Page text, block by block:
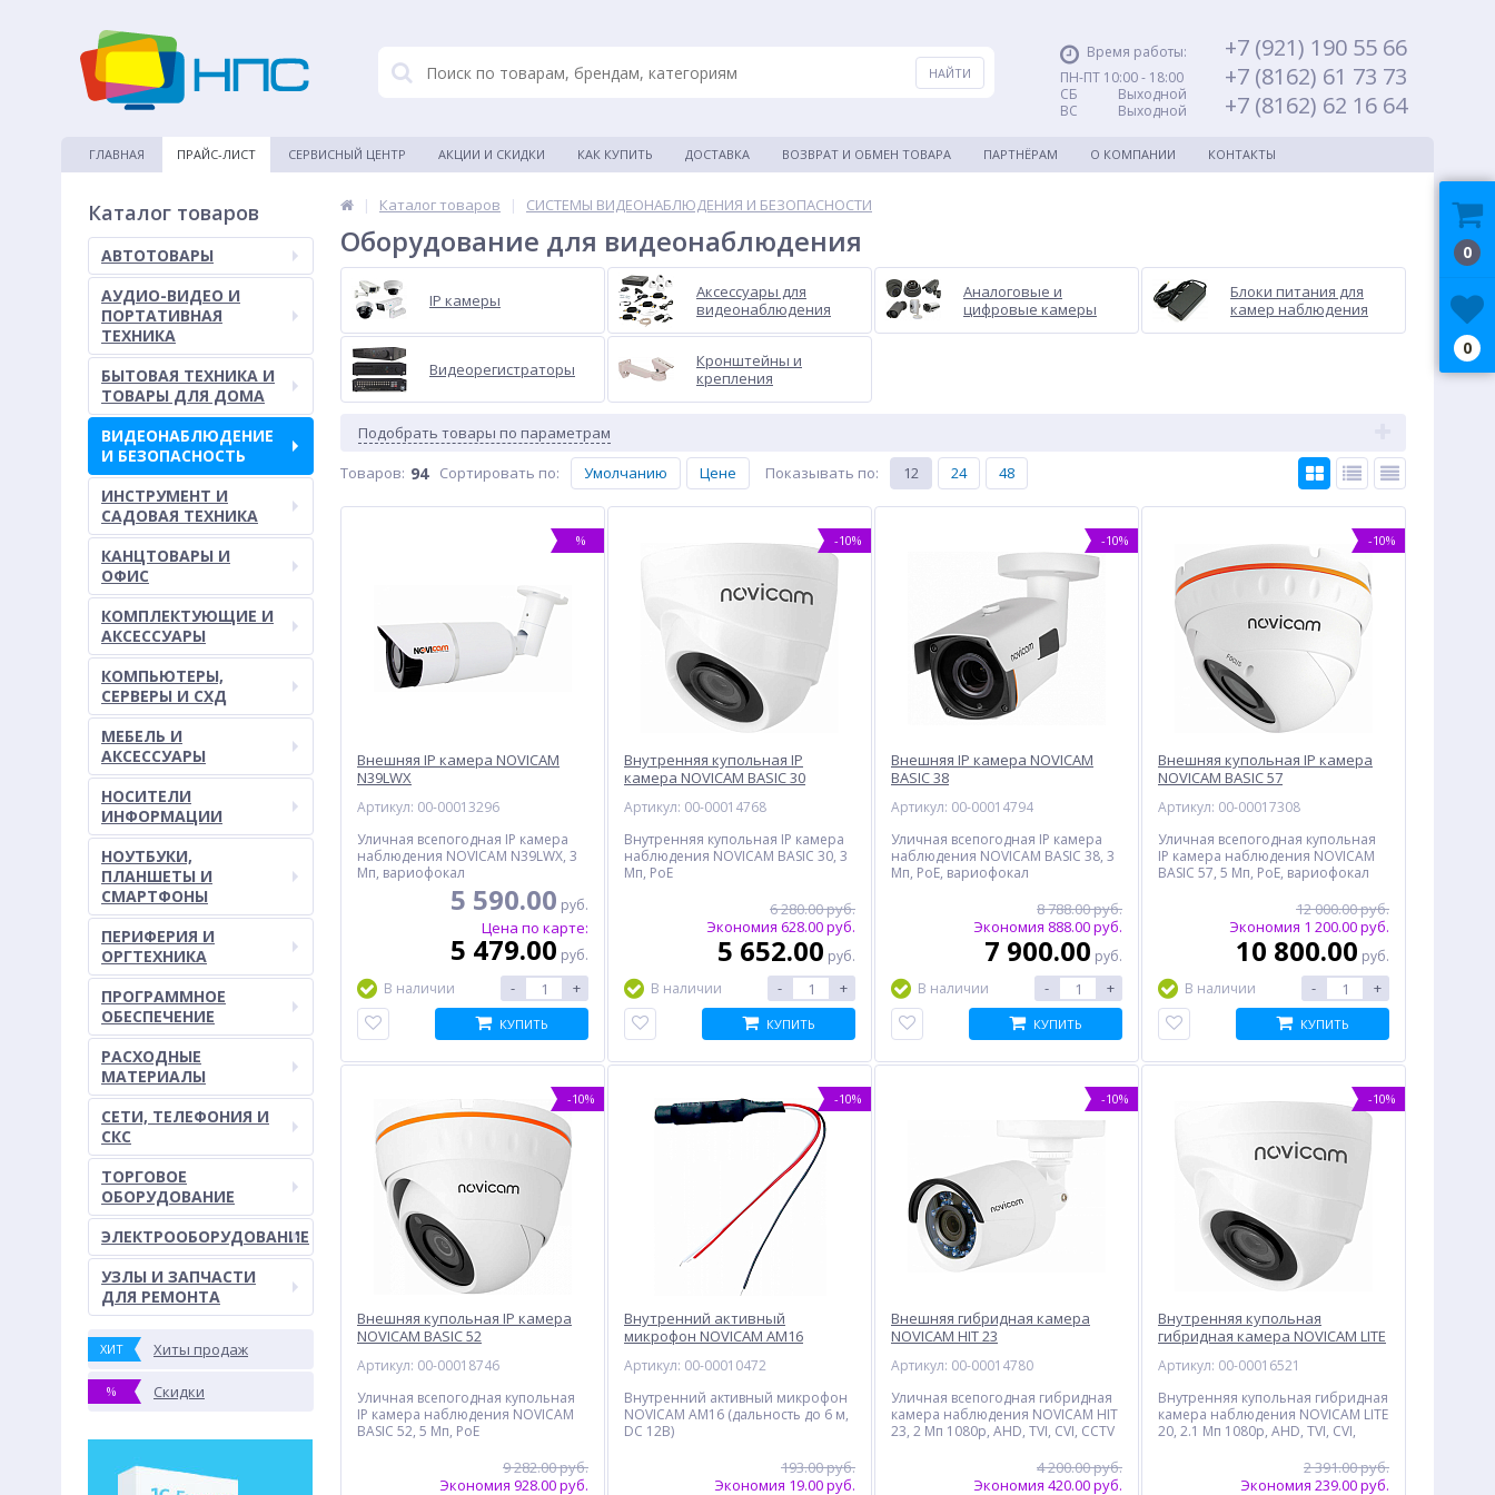
Время работы:
ПН-ПТ 10:00 - 18:00
СБ Выходной
ВС Выходной
+7 (921) 190 55 66
+7 (8162) 61 73 73
+7 (8162) 62 16 64
ГЛАВНАЯ ПРАЙС-ЛИСТ СЕРВИСНЫЙ ЦЕНТР АКЦИИ И СКИДКИ КАК КУПИТЬ ДОСТАВКА ВОЗВРАТ И ОБМЕН ТОВАРА ПАРТНЁРАМ О КОМПАНИИ КОНТАКТЫ
Каталог товаров
АВТОТОВАРЫ
АУДИО-ВИДЕО И
ПОРТАТИВНАЯ
ТЕХНИКА
БЫТОВАЯ ТЕХНИКА И
ТОВАРЫ ДЛЯ ДОМА
ВИДЕОНАБЛЮДЕНИЕ
И БЕЗОПАСНОСТЬ
ИНСТРУМЕНТ И
САДОВАЯ ТЕХНИКА
КАНЦТОВАРЫ И
ОФИС
КОМПЛЕКТУЮЩИЕ И
АКСЕССУАРЫ
КОМПЬЮТЕРЫ,
СЕРВЕРЫ И СХД
МЕБЕЛЬ И
АКСЕССУАРЫ
НОСИТЕЛИ
ИНФОРМАЦИИ
НОУТБУКИ,
ПЛАНШЕТЫ И
СМАРТФОНЫ
ПЕРИФЕРИЯ И
ОРГТЕХНИКА
ПРОГРАММНОЕ
ОБЕСПЕЧЕНИЕ
РАСХОДНЫЕ
МАТЕРИАЛЫ
СЕТИ, ТЕЛЕФОНИЯ И
СКС
ТОРГОВОЕ
ОБОРУДОВАНИЕ
ЭЛЕКТРООБОРУДОВАНИЕ
УЗЛЫ И ЗАПЧАСТИ
ДЛЯ РЕМОНТА
ХИТ Хиты продаж
% Скидки
| Каталог товаров | СИСТЕМЫ ВИДЕОНАБЛЮДЕНИЯ И БЕЗОПАСНОСТИ
Оборудование для видеонаблюдения
IP камеры
Аксессуары для
видеонаблюдения
Аналоговые и
цифровые камеры
Блоки питания для
камер наблюдения
Видеорегистраторы
Кронштейны и
крепления
Подобрать товары по параметрам
Товаров: 94 Сортировать по: Умолчанию Цене Показывать по: 12 24 48
%
Внешняя IP камера NOVICAM
N39LWX
Артикул: 00-00013296
Уличная всепогодная IP камера
наблюдения NOVICAM N39LWX, 3
Мп, вариофокал
5 590.00 руб.
Цена по карте:
5 479.00 руб.
В наличии
- +
КУПИТЬ
-10%
Внутренняя купольная IP
камера NOVICAM BASIC 30
Артикул: 00-00014768
Внутренняя купольная IP камера
наблюдения NOVICAM BASIC 30, 3
Мп, PoE
6 280.00 руб.
Экономия 628.00 руб.
5 652.00 руб.
В наличии
- +
КУПИТЬ
-10%
Внешняя IP камера NOVICAM
BASIC 38
Артикул: 00-00014794
Уличная всепогодная IP камера
наблюдения NOVICAM BASIC 38, 3
Мп, PoE, вариофокал
8 788.00 руб.
Экономия 888.00 руб.
7 900.00 руб.
В наличии
- +
КУПИТЬ
-10%
Внешняя купольная IP камера
NOVICAM BASIC 57
Артикул: 00-00017308
Уличная всепогодная купольная
IP камера наблюдения NOVICAM
BASIC 57, 5 Мп, PoE, вариофокал
12 000.00 руб.
Экономия 1 200.00 руб.
10 800.00 руб.
В наличии
- +
КУПИТЬ
-10%
Внешняя купольная IP камера
NOVICAM BASIC 52
Артикул: 00-00018746
Уличная всепогодная купольная
IP камера наблюдения NOVICAM
BASIC 52, 5 Мп, PoE
9 282.00 руб.
Экономия 928.00 руб.
-10%
Внутренний активный
микрофон NOVICAM AM16
Артикул: 00-00010472
Внутренний активный микрофон
NOVICAM AM16 (дальность до 6 м,
DC 12В)
193.00 руб.
Экономия 19.00 руб.
-10%
Внешняя гибридная камера
NOVICAM HIT 23
Артикул: 00-00014780
Уличная всепогодная гибридная
камера наблюдения NOVICAM HIT
23, 2 Мп 1080p, AHD, TVI, CVI, CCTV
4 200.00 руб.
Экономия 420.00 руб.
-10%
Внутренняя купольная
гибридная камера NOVICAM LITE
Артикул: 00-00016521
Внутренняя купольная гибридная
камера наблюдения NOVICAM LITE
20, 2.1 Мп 1080p, AHD, TVI, CVI,
2 391.00 руб.
Экономия 239.00 руб.
0
0